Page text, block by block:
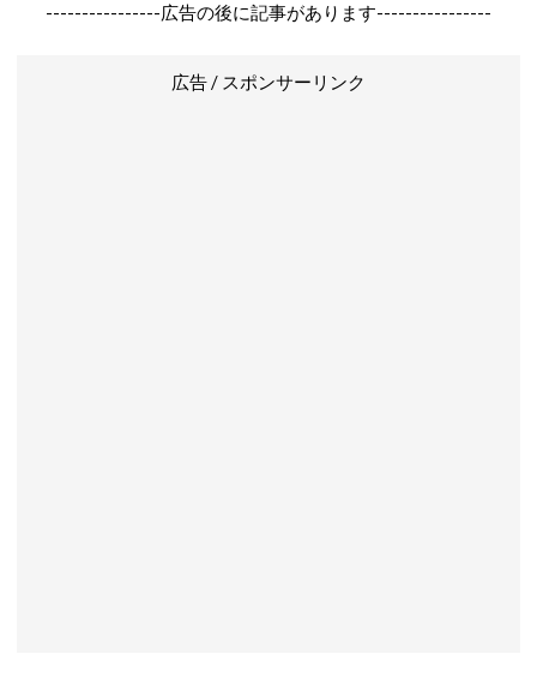
----------------広告の後に記事があります----------------
広告 / スポンサーリンク